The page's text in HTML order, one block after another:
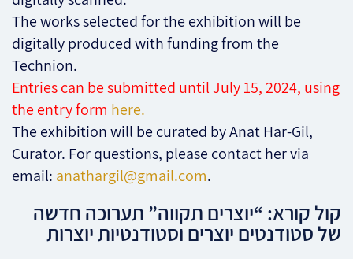
The works selected for the exhibition will be
digitally produced with funding from the
Technion.
Entries can be submitted until July 15, 2024, using
the entry form here.
The exhibition will be curated by Anat Har-Gil,
Curator. For questions, please contact her via
email: anathargil@gmail.com.
קול קורא: “יוצרים תקווה” תערוכה חדשה
של סטודנטים יוצרים וסטודנטיות יוצרות